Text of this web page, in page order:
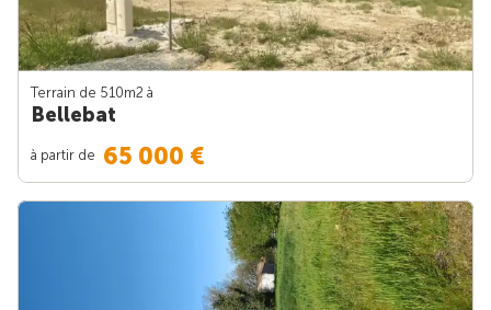
Terrain de 510m2 à
Bellebat
à partir de 65 000 €